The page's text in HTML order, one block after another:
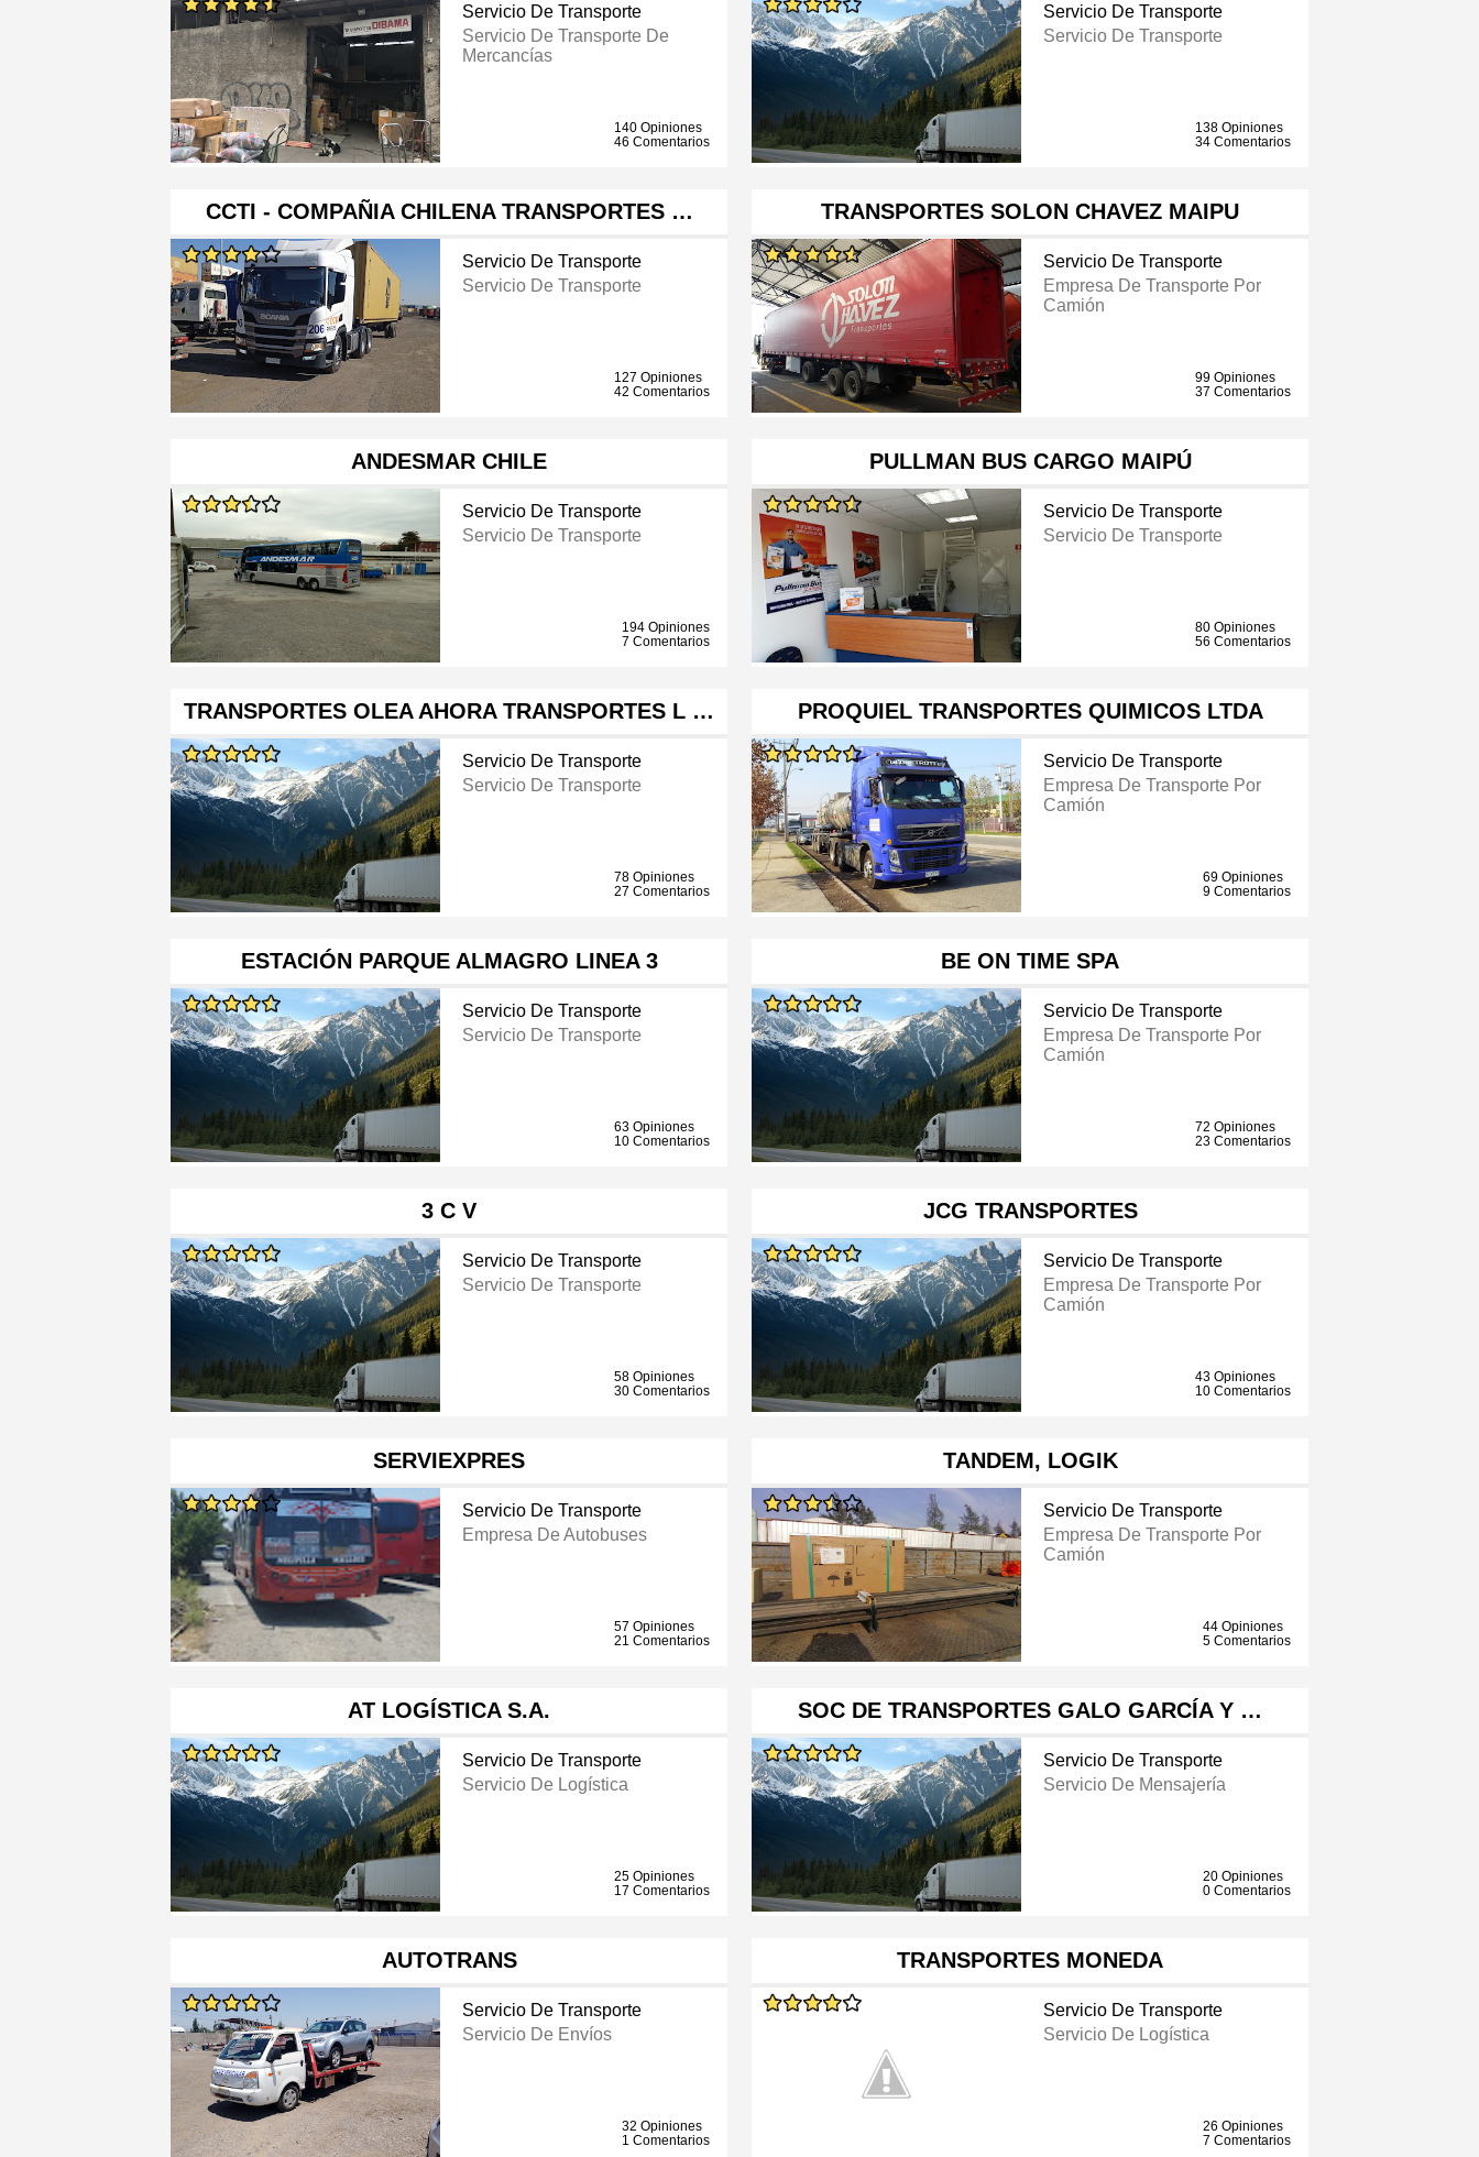
Servicio De Transporte
Servicio De Transporte De
Mercancías
140 Opiniones
46 Comentarios
Servicio De Transporte
Servicio De Transporte
138 Opiniones
34 Comentarios
CCTI - COMPAÑIA CHILENA TRANSPORTES …
Servicio De Transporte
Servicio De Transporte
127 Opiniones
42 Comentarios
TRANSPORTES SOLON CHAVEZ MAIPU
Servicio De Transporte
Empresa De Transporte Por
Camión
99 Opiniones
37 Comentarios
ANDESMAR CHILE
Servicio De Transporte
Servicio De Transporte
194 Opiniones
7 Comentarios
PULLMAN BUS CARGO MAIPÚ
Servicio De Transporte
Servicio De Transporte
80 Opiniones
56 Comentarios
TRANSPORTES OLEA AHORA TRANSPORTES L …
Servicio De Transporte
Servicio De Transporte
78 Opiniones
27 Comentarios
PROQUIEL TRANSPORTES QUIMICOS LTDA
Servicio De Transporte
Empresa De Transporte Por
Camión
69 Opiniones
9 Comentarios
ESTACIÓN PARQUE ALMAGRO LINEA 3
Servicio De Transporte
Servicio De Transporte
63 Opiniones
10 Comentarios
BE ON TIME SPA
Servicio De Transporte
Empresa De Transporte Por
Camión
72 Opiniones
23 Comentarios
3 C V
Servicio De Transporte
Servicio De Transporte
58 Opiniones
30 Comentarios
JCG TRANSPORTES
Servicio De Transporte
Empresa De Transporte Por
Camión
43 Opiniones
10 Comentarios
SERVIEXPRES
Servicio De Transporte
Empresa De Autobuses
57 Opiniones
21 Comentarios
TANDEM, LOGIK
Servicio De Transporte
Empresa De Transporte Por
Camión
44 Opiniones
5 Comentarios
AT LOGÍSTICA S.A.
Servicio De Transporte
Servicio De Logística
25 Opiniones
17 Comentarios
SOC DE TRANSPORTES GALO GARCÍA Y …
Servicio De Transporte
Servicio De Mensajería
20 Opiniones
0 Comentarios
AUTOTRANS
Servicio De Transporte
Servicio De Envíos
32 Opiniones
1 Comentarios
TRANSPORTES MONEDA
Servicio De Transporte
Servicio De Logística
26 Opiniones
7 Comentarios